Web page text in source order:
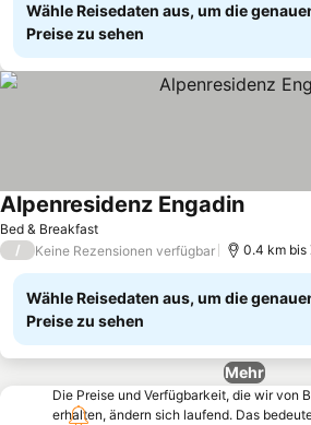
Wähle Reisedaten aus, um die
Preise zu sehen
Bed & Breakfast
Alpenresidenz Engadin
/ Keine Rezensionen verfügbar 0.4 km bis
Wähle Reisedaten aus, um die
Preise zu sehen
Mehr
Die Preise und Verfügbarkeit, die wir von
erhalten, ändern sich laufend. Das